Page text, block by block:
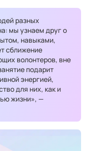
разных
мы узнаем друг о
навыками,
сближение
волонтеров, вне
подарит
энергией,
для них, как и
жизни», —